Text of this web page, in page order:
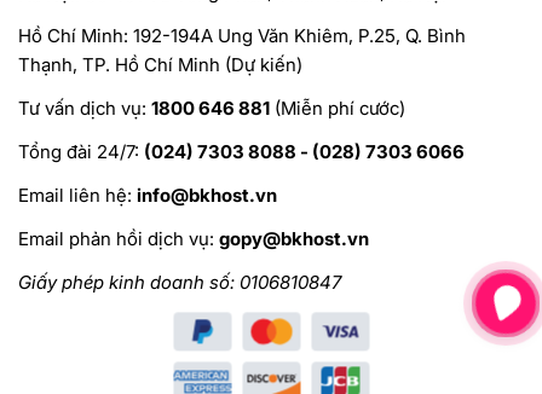
Hồ Chí Minh: 192-194A Ung Văn Khiêm, P.25, Q. Bình
Thạnh, TP. Hồ Chí Minh (Dự kiến)
Tư vấn dịch vụ: 1800 646 881 (Miễn phí cước)
Tổng đài 24/7: (024) 7303 8088 - (028) 7303 6066
Email liên hệ: info@bkhost.vn
Email phản hồi dịch vụ: gopy@bkhost.vn
Giấy phép kinh doanh số: 0106810847